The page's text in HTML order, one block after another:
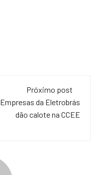
Próximo post
Empresas da Eletrobrás
dão calote na CCEE